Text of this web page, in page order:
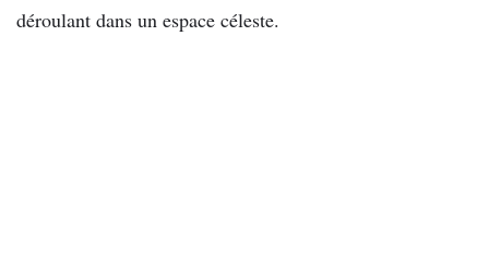
déroulant dans un espace céleste.